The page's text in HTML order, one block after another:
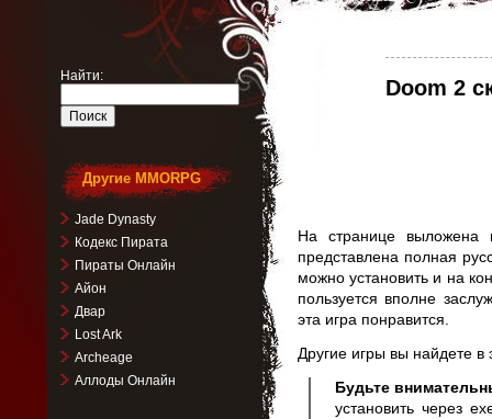
Doom 2
На странице выложена
представлена полная
можно установить и на
пользуется вполне
эта игра понравится.
Другие игры вы найдете
Будьте
установить через
Найти:
Другие MMORPG
Jade Dynasty
Кодекс Пирата
Пираты Онлайн
Айон
Двар
Lost Ark
Archeage
Аллоды Онлайн